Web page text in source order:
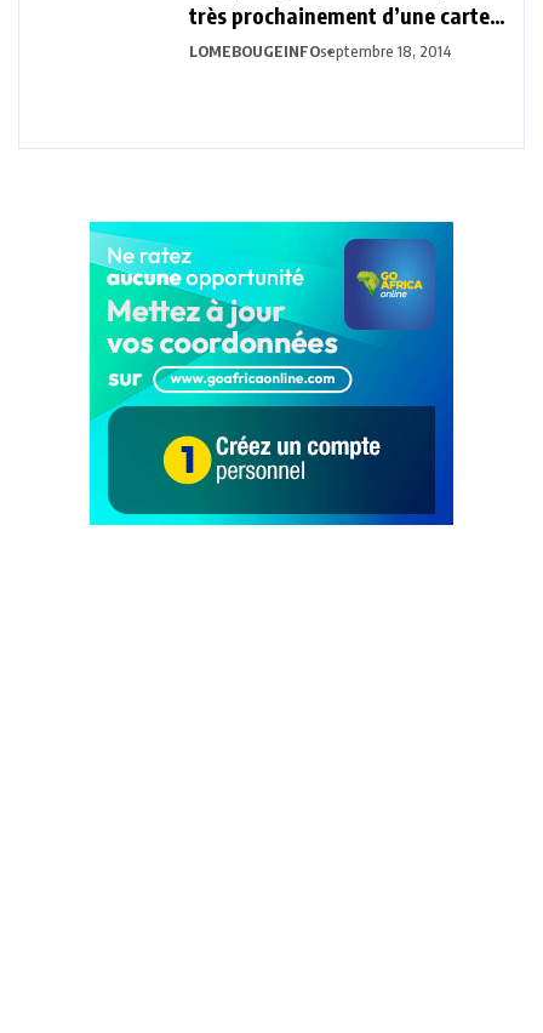
très prochainement d’une carte
biométrique professionnelle.
LOMEBOUGEINFOseptembre 18, 2014